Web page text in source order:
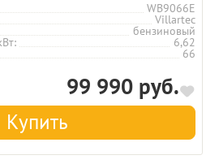
WB9066E
Villartec
бензиновый
6,62
66
99 990 руб.
Купить